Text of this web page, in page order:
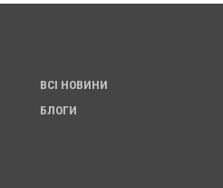
ВСІ НОВИНИ
БЛОГИ